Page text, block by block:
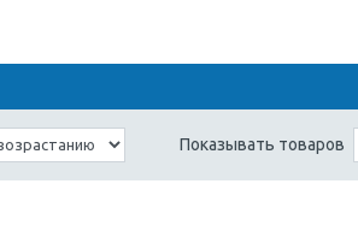
Показывать товаров